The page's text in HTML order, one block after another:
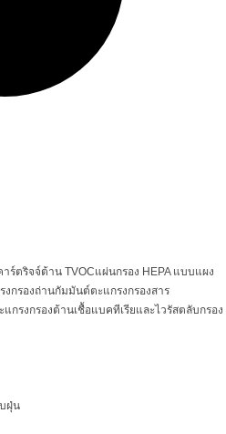
ร์ตริจจ์ต้าน TVOCแผ่นกรอง HEPA แบบแผง
งกรองถ่านกัมมันต์ตะแกรงกรองสาร
แกรงกรองต้านเชื้อแบคทีเรียและไวรัสตลับกรอง
ฝุ่น